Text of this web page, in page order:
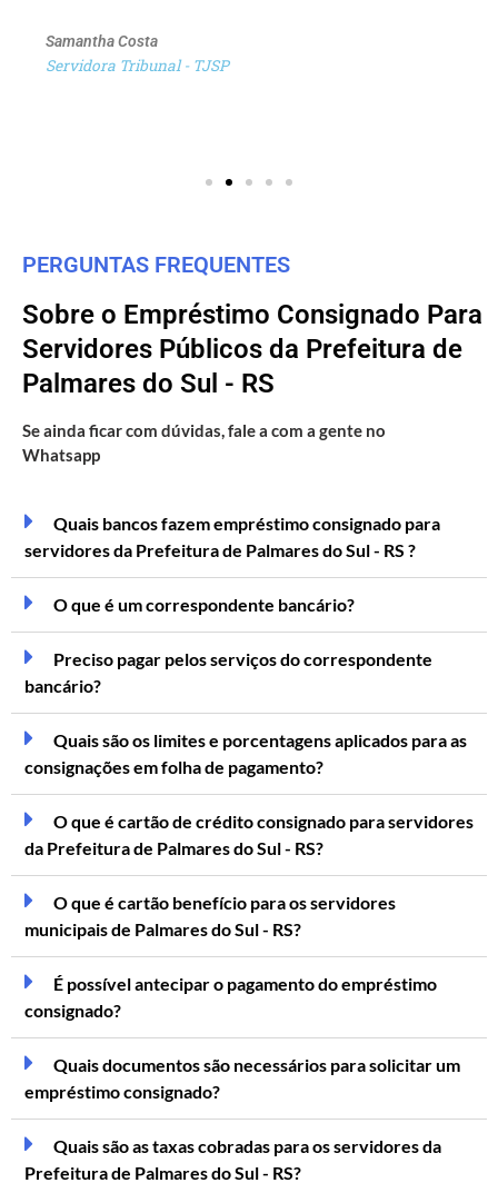
Samantha Costa
Servidora Tribunal - TJSP
PERGUNTAS FREQUENTES
Sobre o Empréstimo Consignado Para
Servidores Públicos da Prefeitura de
Palmares do Sul - RS
Se ainda ficar com dúvidas, fale a com a gente no
Whatsapp
Quais bancos fazem empréstimo consignado para
servidores da Prefeitura de Palmares do Sul - RS ?
O que é um correspondente bancário?
Preciso pagar pelos serviços do correspondente
bancário?
Quais são os limites e porcentagens aplicados para as
consignações em folha de pagamento?
O que é cartão de crédito consignado para servidores
da Prefeitura de Palmares do Sul - RS?
O que é cartão benefício para os servidores
municipais de Palmares do Sul - RS?
É possível antecipar o pagamento do empréstimo
consignado?
Quais documentos são necessários para solicitar um
empréstimo consignado?
Quais são as taxas cobradas para os servidores da
Prefeitura de Palmares do Sul - RS?